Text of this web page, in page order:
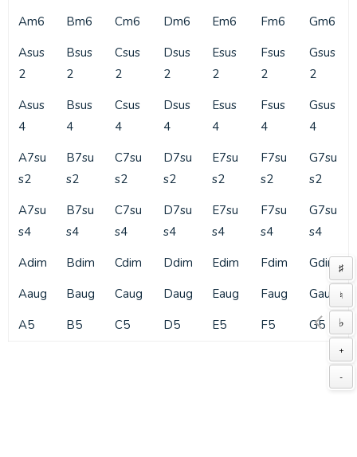
Am6
Bm6 Cm6 Dm6 Em6 Fm6
Gm6
Asus
2
Bsus
2
Csus
2
Dsus
2
Esus
2
Fsus
2
Gsus
2
Asus
4
Bsus
4
Csus
4
Dsus
4
Esus
4
Fsus
4
Gsus
4
A7su
s2
B7su
s2
C7su
s2
D7su
s2
E7su
s2
F7su
s2
G7su
s2
A7su
s4
B7su
s4
C7su
s4
D7su
s4
E7su
s4
F7su
s4
G7su
s4
Adim
Bdim Cdim Ddim Edim Fdim
Gdim
Aaug
Baug Caug Daug Eaug Faug
Gaug
A5
B5 C5 D5 E5 F5 G5
♯
♮
♭
+
-